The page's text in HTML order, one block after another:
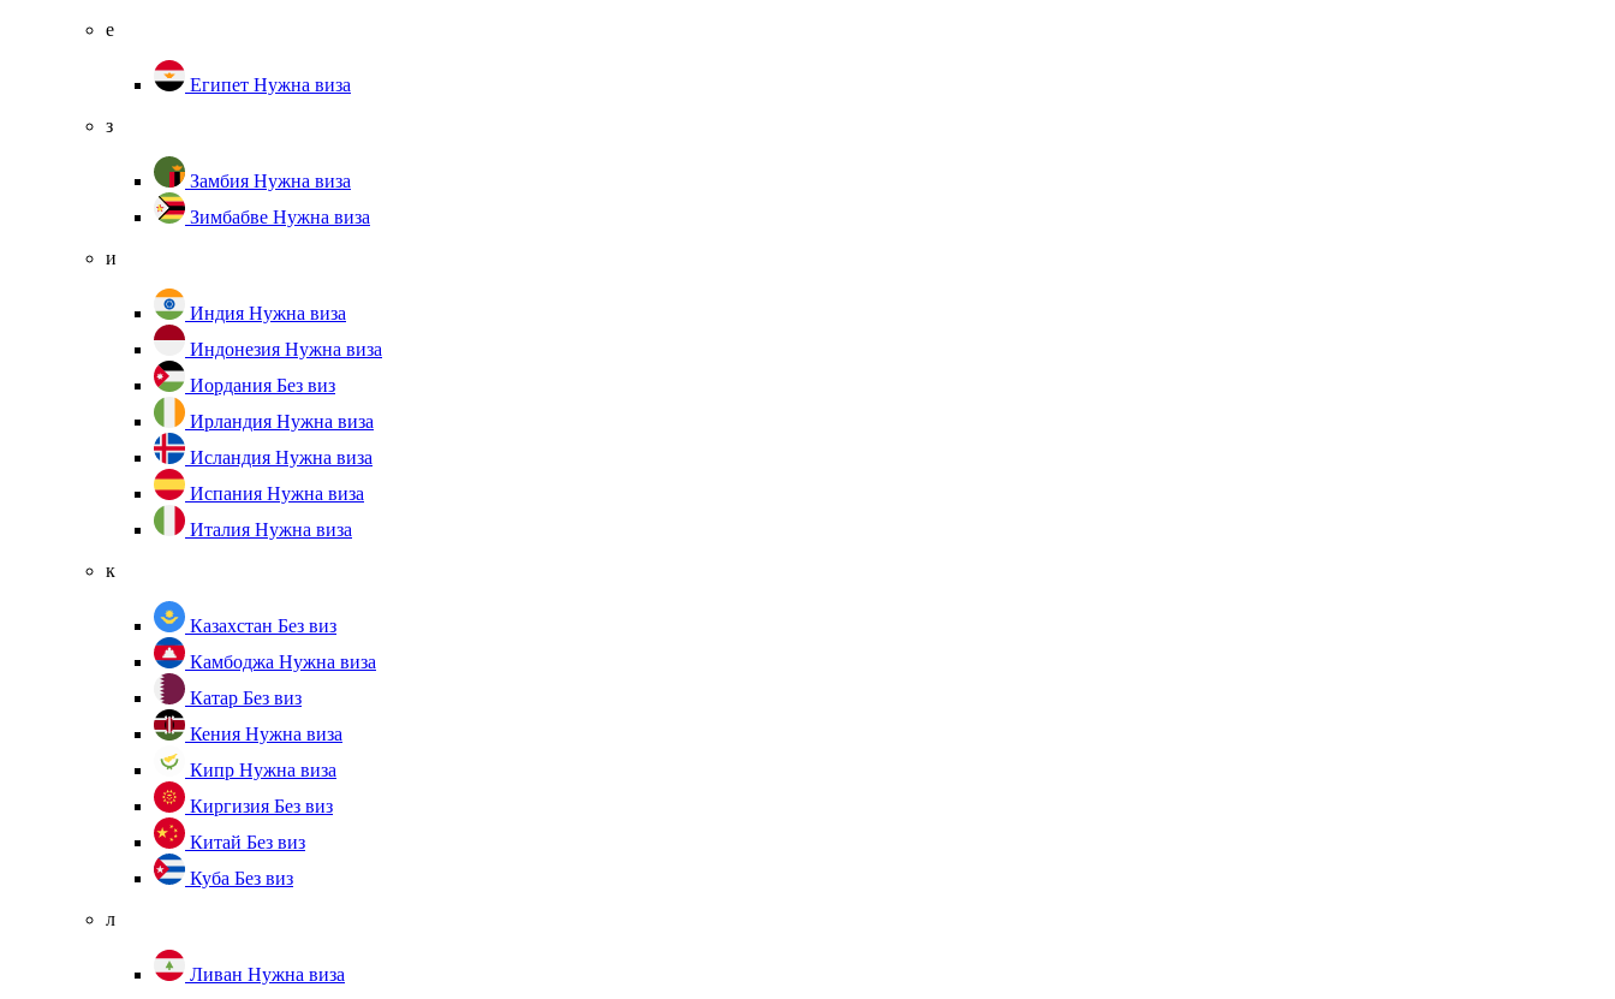
е
Египет Нужна виза
з
Замбия Нужна виза
Зимбабве Нужна виза
и
Индия Нужна виза
Индонезия Нужна виза
Иордания Без виз
Ирландия Нужна виза
Исландия Нужна виза
Испания Нужна виза
Италия Нужна виза
к
Казахстан Без виз
Камбоджа Нужна виза
Катар Без виз
Кения Нужна виза
Кипр Нужна виза
Киргизия Без виз
Китай Без виз
Куба Без виз
л
Ливан Нужна виза